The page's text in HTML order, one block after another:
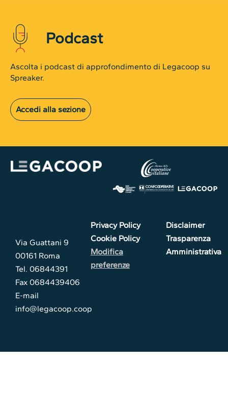
Podcast
Ascolta i podcast di approfondimento di Legacoop su
Spreaker.
Accedi alla sezione
Via Guattani 9
00161 Roma
Tel. 06844391
Fax 0684439406
E-mail
info@legacoop.coop
Privacy Policy
Cookie Policy
Modifica
preferenze
Disclaimer
Trasparenza
Amministrativa